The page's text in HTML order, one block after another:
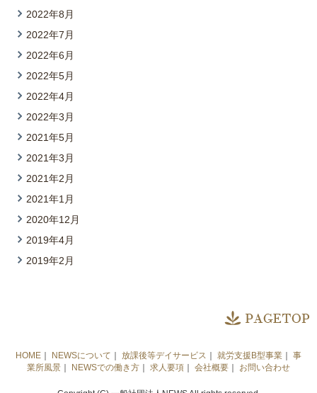
2022年8月
2022年7月
2022年6月
2022年5月
2022年4月
2022年3月
2021年5月
2021年3月
2021年2月
2021年1月
2020年12月
2019年4月
2019年2月
HOME NEWSについて 放課後等デイサービス 就労支援B型事業
事
業所風景
NEWSでの働き方 求人要項 会社概要 お問い合わせ